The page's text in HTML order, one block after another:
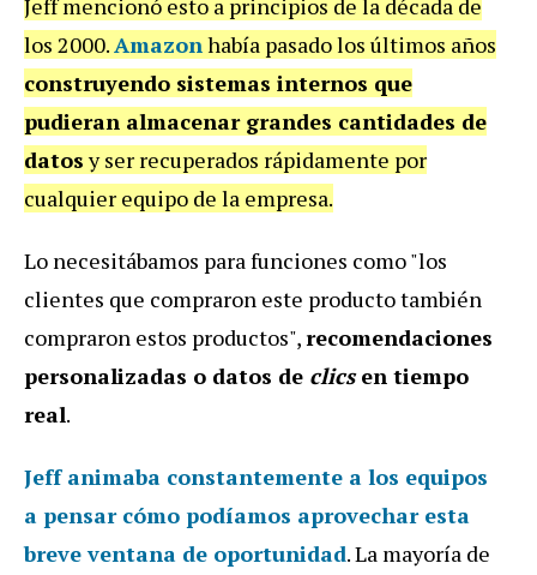
Jeff mencionó esto a principios de la década de
los 2000.Amazonhabía pasado los últimos años
construyendo sistemas internos que
pudieran almacenar grandes cantidades de
datosy ser recuperados rápidamente por
cualquier equipo de la empresa.
Lo necesitábamos para funciones como "los
clientes que compraron este producto también
compraron estos productos",recomendaciones
personalizadas o datos de clicsen tiempo
real.
Jeff animaba constantemente a los equipos
a pensar cómo podíamos aprovechar esta
breve ventana de oportunidad. La mayoría de